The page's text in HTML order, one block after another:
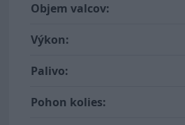
Objem valcov:
Výkon:
Palivo:
Pohon kolies: